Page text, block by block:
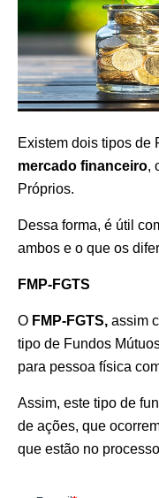
Existem dois tipos de
mercado financeiro,
Próprios.
Dessa forma, é útil
ambos e o que os
FMP-FGTS
O FMP-FGTS, assim
tipo de Fundos
para pessoa física
Assim, este tipo de
de ações, que
que estão no